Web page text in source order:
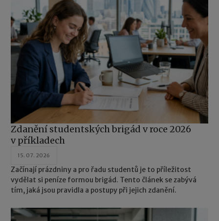
Zdanění studentských brigád v roce 2026
v příkladech
15. 07. 2026
Začínají prázdniny a pro řadu studentů je to příležitost
vydělat si peníze formou brigád. Tento článek se zabývá
tím, jaká jsou pravidla a postupy při jejich zdanění.